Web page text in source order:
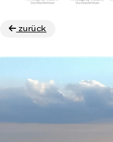
zurück